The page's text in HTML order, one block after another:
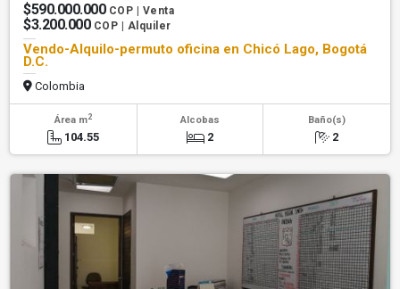
$590.000.000 COP | Venta
$3.200.000 COP | Alquiler
Vendo-Alquilo-permuto oficina en Chicó Lago, Bogotá
D.C.
Colombia
Área m2
104.55
Alcobas
2
Baño(s)
2